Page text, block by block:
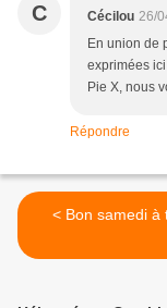
C Cécilou 26/
En union de
exprimées
Pie X, nous
Répondre
< Bon samedi